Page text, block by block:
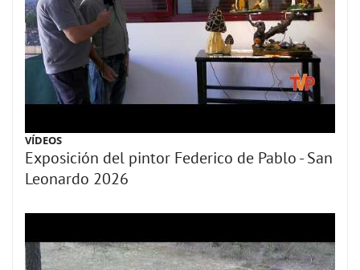
VÍDEOS
Exposición del pintor Federico de Pablo - San
Leonardo 2026